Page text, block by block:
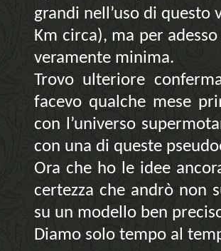
grandi nell’uso di
Km circa), ma per
veramente minima.
Trovo ulteriore
facevo qualche mese
con l’universo
con una di queste
Ora che ho le idee
certezza che andrò non
su un modello ben
Diamo solo tempo al